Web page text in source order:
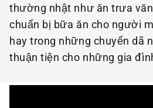
thường nhật như ăn trưa
chuẩn bị bữa ăn cho người
hay trong những chuyến dã
thuận tiện cho những gia